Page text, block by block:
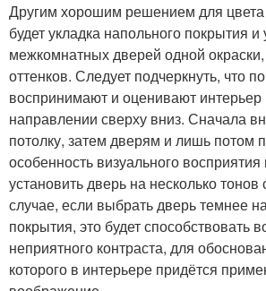
Другим хорошим решением для
будет укладка напольного покрытия и
межкомнатных дверей одной
оттенков. Следует подчеркнуть, что
воспринимают и оценивают интерьер
направлении сверху вниз. Сначала
потолку, затем дверям и лишь потом
особенность визуального восприятия
установить дверь на несколько
случае, если выбрать дверь темнее
покрытия, это будет способствовать
неприятного контраста, для
которого в интерьере придётся